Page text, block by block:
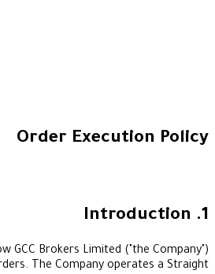
Order
describes how GCC Brokers Limited
client orders. The Company